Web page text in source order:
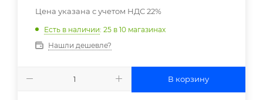
Цена указана с учетом НДС 22%
Есть в наличии: 25 в 10 магазинах
Нашли дешевле?
В корзину